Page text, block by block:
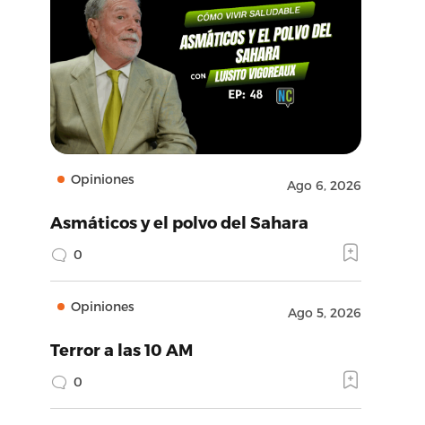
Opiniones Ago 6, 2026
Asmáticos y el polvo del Sahara
0
Opiniones Ago 5, 2026
Terror a las 10 AM
0